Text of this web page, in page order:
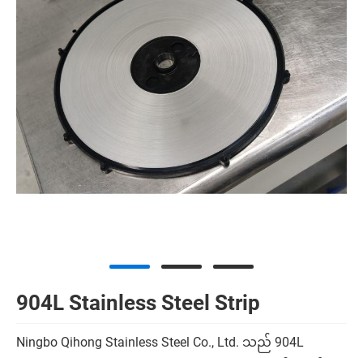
904L Stainless Steel Strip
Ningbo Qihong Stainless Steel Co., Ltd. သည် 904L